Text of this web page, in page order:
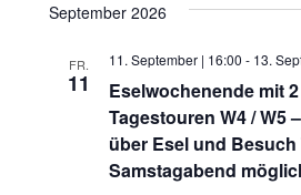
September 2026
FR.
11
Eselwochenende mit
Tagestouren W4 / W5
über Esel und
Samstagabend
11. September | 16:00 - 13.